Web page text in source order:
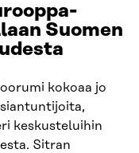
Suomen
kokoaa jo
keskusteluihin
Sitran